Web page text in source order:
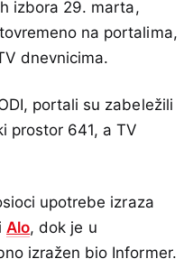
izbora 29. marta,
na portalima,
dnevnicima.
portali su zabeležili
prostor 641, a TV
upotrebe izraza
Alo, dok je u
izražen bio Informer.